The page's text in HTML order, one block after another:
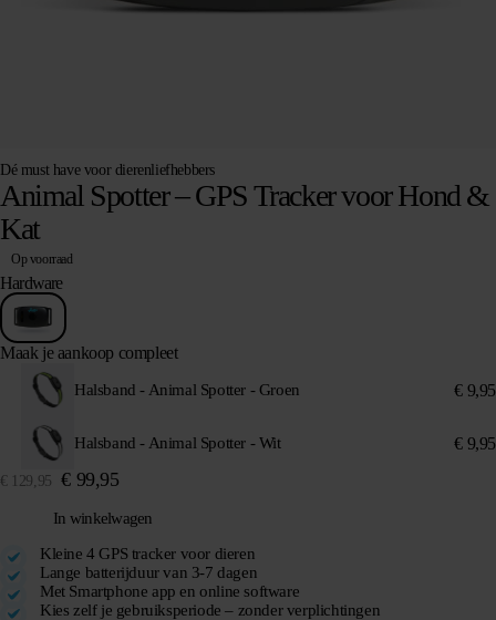
Dé must have voor dierenliefhebbers
Animal Spotter – GPS Tracker voor Hond &
Kat
Op voorraad
Hardware
Maak je aankoop compleet
Halsband - Animal Spotter - Groen € 9,95
Halsband - Animal Spotter - Wit € 9,95
€ 129,95 € 99,95
In winkelwagen
Kleine 4 GPS tracker voor dieren
Lange batterijduur van 3-7 dagen
Met Smartphone app en online software
Kies zelf je gebruiksperiode – zonder verplichtingen